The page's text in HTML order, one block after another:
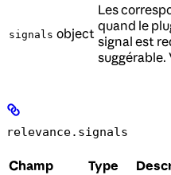
signals object
Les
quand le
signal est
suggérable.
relevance.signals
Champ Type